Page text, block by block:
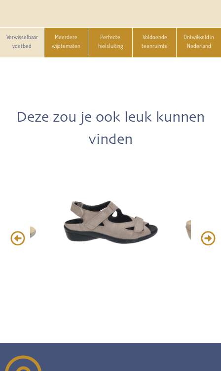
Verwisselbaar
voetbed
Meerdere
wijdtematen
Perfecte
hielsluiting
Voldoende
teenruimte
Ontwikkeld in
Nederland
Deze zou je ook leuk kunnen
vinden